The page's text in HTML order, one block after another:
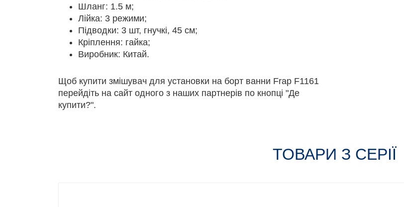
Шланг: 1.5 м;
Лійка: 3 режими;
Підводки: 3 шт, гнучкі, 45 см;
Кріплення: гайка;
Виробник: Китай.
Щоб купити змішувач для установки на борт ванни Frap F1161
перейдіть на сайт одного з наших партнерів по кнопці "Де
купити?".
ТОВАРИ З СЕРІЇ